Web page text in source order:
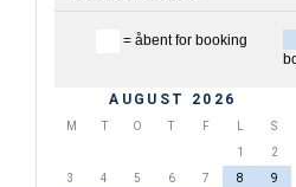
= åbent for booking
AUGUST 2026
M T O T F
S
1
2
3
4 5 6 7 8
9